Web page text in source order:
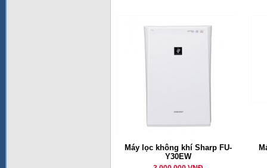
Máy lọc không khí Sharp FU-
Y30EW